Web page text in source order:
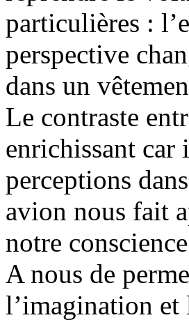
particulières :
perspective
dans un
Le contraste
enrichissant
perceptions
avion nous fait
notre
A nous de
l’imagination et